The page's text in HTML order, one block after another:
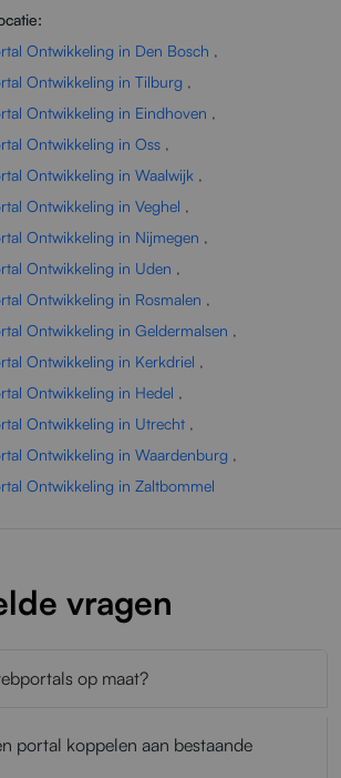
Ontwikkeling in Den Bosch ,
Ontwikkeling in Tilburg ,
Ontwikkeling in Eindhoven ,
Ontwikkeling in Oss ,
Ontwikkeling in Waalwijk ,
Ontwikkeling in Veghel ,
Ontwikkeling in Nijmegen ,
Ontwikkeling in Uden ,
Ontwikkeling in Rosmalen ,
Ontwikkeling in Geldermalsen ,
Ontwikkeling in Kerkdriel ,
Ontwikkeling in Hedel ,
Ontwikkeling in Utrecht ,
Ontwikkeling in Waardenburg ,
Ontwikkeling in Zaltbommel
vragen
op maat?
portal koppelen aan bestaande